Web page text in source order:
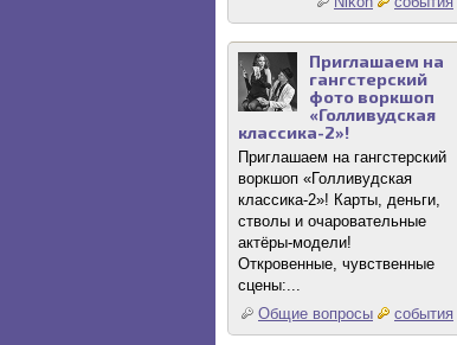
Приглашаем на
гангстерский
фото воркшоп
«Голливудская
классика-2»!
Приглашаем на гангстерский
воркшоп «Голливудская
классика-2»! Карты, деньги,
стволы и очаровательные
актёры-модели!
Откровенные, чувственные
сцены:...
Общие вопросы
события